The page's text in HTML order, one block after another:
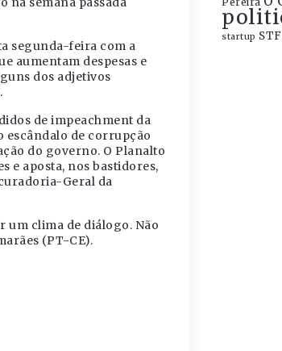
segunda-feira com a
aumentam despesas e
dos adjetivos
de impeachment da
escândalo de corrupção
do governo. O Planalto
e aposta, nos bastidores,
Geral da
um clima de diálogo. Não
(PT-CE).
startup STF